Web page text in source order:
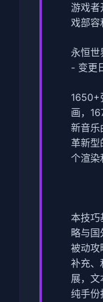
游戏者
戏部容
永恒
- 变更
1650+
画，
新音乐
革新型
个渲染
本技巧
略与国
被动
补充、
展，文
纯手份